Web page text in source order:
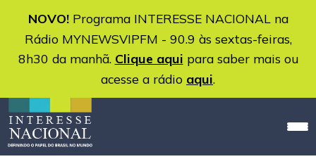
NOVO!Programa INTERESSE NACIONAL na
Rádio MYNEWSVIPFM - 90.9 às sextas-feiras,
8h30 da manhã. Clique aqui para saber mais ou
acesse a rádio aqui.